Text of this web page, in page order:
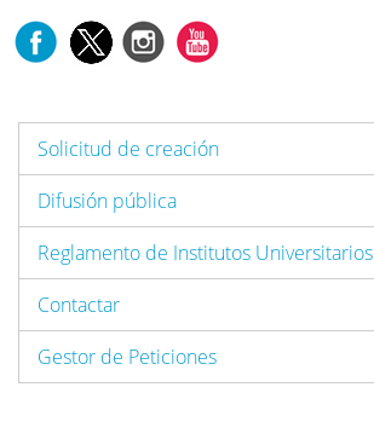
Solicitud de creación
Difusión pública
Reglamento de Institutos Universitarios
Contactar
Gestor de Peticiones